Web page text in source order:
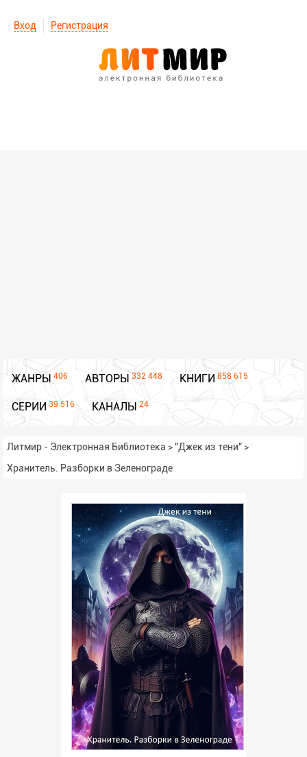
Вход Регистрация
ЖАНРЫ 406 АВТОРЫ 332 448 КНИГИ 858 615
СЕРИИ 39 516 КАНАЛЫ 24
Литмир - Электронная Библиотека >"Джек из тени" >
Хранитель. Разборки в Зеленограде